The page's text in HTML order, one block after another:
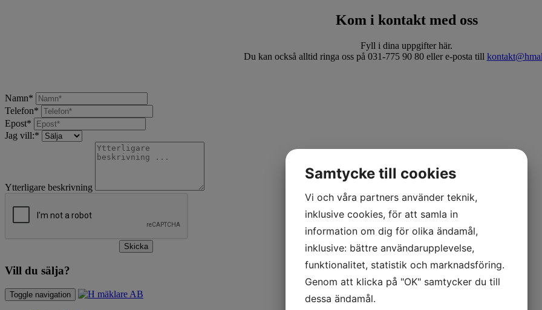
Kom i kontakt med oss
Fyll i dina uppgifter här.
Du kan också alltid ringa oss på 031-775 90 80 eller e-posta till
Namn*
Telefon*
Epost*
Jag vill:*
Ytterligare beskrivning
Skicka
Vill du sälja?
Toggle navigation
Samtycke till cookies
Vi och våra partners använder teknik,
inklusive cookies, för att samla in
information om dig för olika ändamål,
inklusive: bättre användarupplevelse,
funktionalitet, statistik och marknadsföring.
Genom att klicka på "OK" samtycker du till
dessa ändamål.